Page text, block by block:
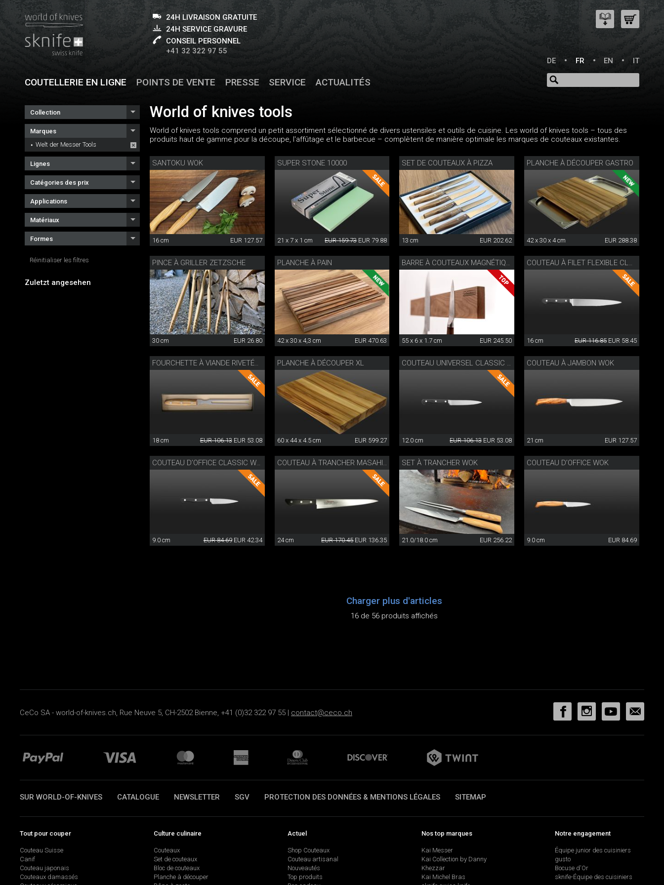
24H LIVRAISON GRATUITE
24H SERVICE GRAVURE
CONSEIL PERSONNEL
+41 32 322 97 55
DE
FR EN IT
COUTELLERIE EN LIGNE POINTS DE VENTE PRESSE SERVICE ACTUALITÉS
Collection
Marques
Welt der Messer Tools
Lignes
Catégories des prix
Applications
Matériaux
Formes
Réinitialiser les filtres
Zuletzt angesehen
World of knives tools
World of knives tools comprend un petit assortiment sélectionné de divers ustensiles et outils de cuisine. Les world of knives tools – tous des
produits haut de gamme pour la découpe, l'affûtage et le barbecue – complètent de manière optimale les marques de couteaux existantes.
SANTOKU WOK
16 cm EUR 127.57
SUPER STONE 10000
21 x 7 x 1 cm EUR 159.73 EUR 79.88
SET DE COUTEAUX À PIZZA
13 cm EUR 202.62
PLANCHE À DÉCOUPER GASTRO
42 x 30 x 4 cm EUR 288.38
PINCE À GRILLER ZETZSCHE
30 cm EUR 26.80
PLANCHE À PAIN
42 x 30 x 4,3 cm EUR 470.63
BARRE À COUTEAUX MAGNÉTIQUE
55 x 6 x 1.7 cm EUR 245.50
COUTEAU À FILET FLEXIBLE CLASSIC WOK
16 cm EUR 116.85 EUR 58.45
18 cm EUR 106.13 EUR 53.08
PLANCHE À DÉCOUPER XL
60 x 44 x 4.5 cm EUR 599.27 12.0 cm EUR 106.13 EUR 53.08
COUTEAU À JAMBON WOK
21 cm EUR 127.57
COUTEAU D’OFFICE CLASSIC WOK
9.0 cm EUR 84.69 EUR 42.34
COUTEAU À TRANCHER MASAHIRO
24 cm EUR 170.45 EUR 136.35
SET À TRANCHER WOK
21.0/18.0 cm EUR 256.22
COUTEAU D’OFFICE WOK
9.0 cm EUR 84.69
Charger plus d'articles
16 de 56 produits affichés
CeCo SA - world-of-knives.ch, Rue Neuve 5, CH-2502 Bienne, +41 (0)32 322 97 55 | contact@ceco.ch
SUR WORLD-OF-KNIVES CATALOGUE NEWSLETTER SGV PROTECTION DES DONNÉES & MENTIONS LÉGALES SITEMAP
Tout pour couper
Couteau Suisse
Canif
Couteau japonais
Couteaux damassés
Culture culinaire
Couteaux
Set de couteaux
Bloc de couteaux
Planche à découper
Actuel
Shop Couteaux
Couteau artisanal
Nouveautés
Top produits
Nos top marques
Kai Messer
Kai Collection by Danny
Khezzar
Kai Michel Bras
Notre engagement
Équipe junior des cuisiniers
gusto
Bocuse d'Or
sknife-Équipe des cuisiniers